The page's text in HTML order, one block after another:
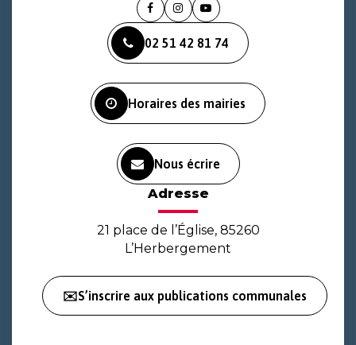
Lien
le
compte
Lien
le
compte
Lien
la
chaîne
02 51 42 81 74
Horaires des mairies
Nous écrire
Adresse
21 place de l’Église, 85260
L’Herbergement
✉️S’inscrire aux publications communales